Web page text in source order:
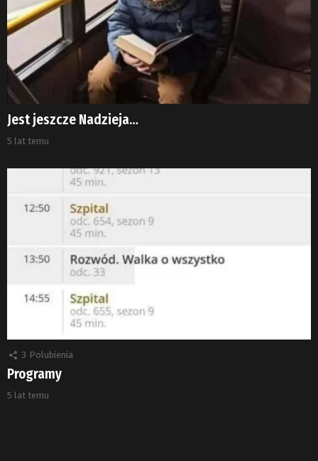
Jest jeszcze Nadzieja…
5 lat temu
3 Polubienia
Programy
5 lat temu